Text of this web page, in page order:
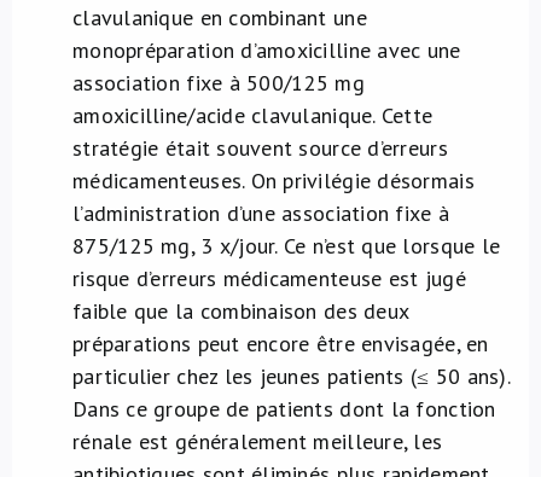
clavulanique en combinant une
monopréparation d’amoxicilline avec une
association fixe à 500/125 mg
amoxicilline/acide clavulanique. Cette
stratégie était souvent source d’erreurs
médicamenteuses. On privilégie désormais
l’administration d’une association fixe à
875/125 mg, 3 x/jour. Ce n’est que lorsque le
risque d’erreurs médicamenteuse est jugé
faible que la combinaison des deux
préparations peut encore être envisagée, en
particulier chez les jeunes patients (≤ 50 ans).
Dans ce groupe de patients dont la fonction
rénale est généralement meilleure, les